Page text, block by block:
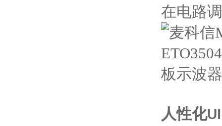
在电路
人性化UI